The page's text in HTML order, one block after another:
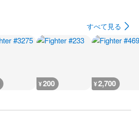
すべて見る
¥200 ¥2,700